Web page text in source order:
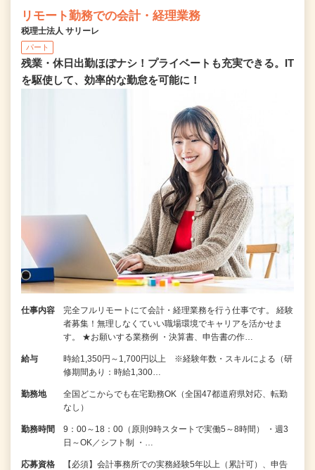
リモート勤務での会計・経理業務
税理士法人 サリーレ
パート
残業・休日出勤ほぼナシ！プライベートも充実できる。IT
を駆使して、効率的な勤怠を可能に！
仕事内容
完全フルリモートにて会計・経理業務を行う仕事です。 経験
者募集！無理しなくていい職場環境でキャリアを活かせま
す。 ★お願いする業務例 ・決算書、申告書の作…
給与
時給1,350円～1,700円以上 ※経験年数・スキルによる（研
修期間あり：時給1,300…
勤務地
全国どこからでも在宅勤務OK（全国47都道府県対応、転勤
なし）
勤務時間
9：00～18：00（原則9時スタートで実働5～8時間） ・週3
日～OK／シフト制 ・…
応募資格
【必須】会計事務所での実務経験5年以上（累計可）、申告